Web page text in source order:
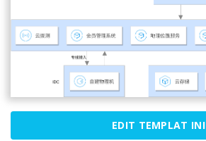
EDIT TEMPLAT INI